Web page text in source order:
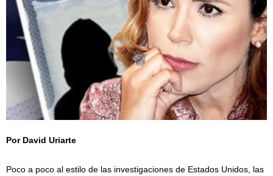
Por David Uriarte
Poco a poco al estilo de las investigaciones de Estados Unidos, las